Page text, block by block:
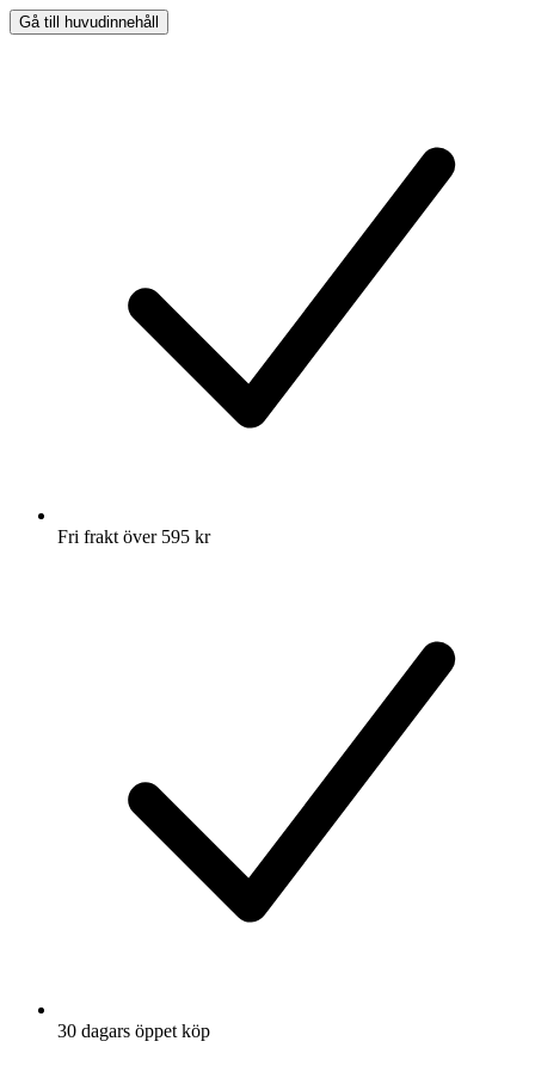
Gå till huvudinnehåll
Fri frakt över 595 kr
30 dagars öppet köp